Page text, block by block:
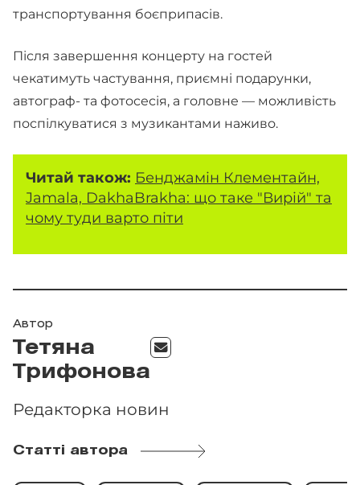
транспортування боєприпасів.
Після завершення концерту на гостей
чекатимуть частування, приємні подарунки,
автограф- та фотосесія, а головне — можливість
поспілкуватися з музикантами наживо.
Читай також: Бенджамін Клементайн,
Jamala, DakhaBrakha: що таке "Вирій" та
чому туди варто піти
Автор
Тетяна
Трифонова
Редакторка новин
Статті автора